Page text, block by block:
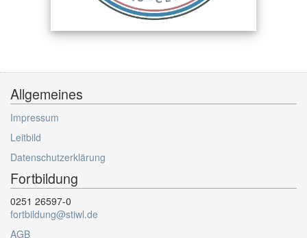
Allgemeines
Impressum
Leitbild
Datenschutzerklärung
Fortbildung
0251 26597-0
fortbildung@stiwl.de
AGB